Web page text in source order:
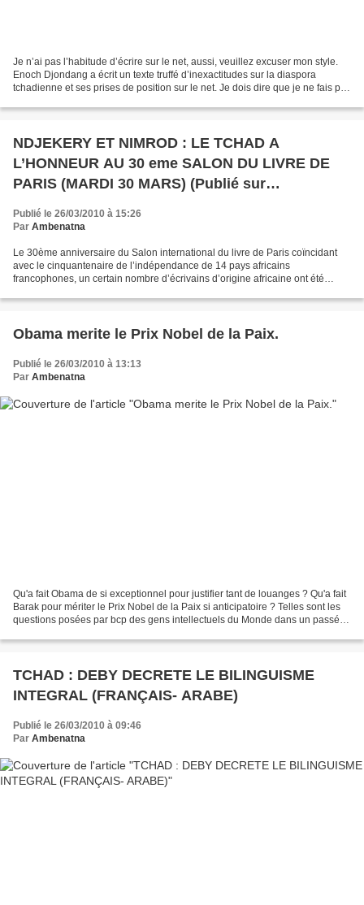
Je n’ai pas l’habitude d’écrire sur le net, aussi, veuillez excuser mon style.
Enoch Djondang a écrit un texte truffé d’inexactitudes sur la diaspora
tchadienne et ses prises de position sur le net. Je dois dire que je ne fais pas
NDJEKERY ET NIMROD : LE TCHAD A
L’HONNEUR AU 30 eme SALON DU LIVRE DE
PARIS (MARDI 30 MARS) (Publié sur
mars 2010)
Publié le 26/03/2010 à 15:26
Par Ambenatna
Le 30ème anniversaire du Salon international du livre de Paris coïncidant
avec le cinquantenaire de l’indépendance de 14 pays africains
francophones, un certain nombre d’écrivains d’origine africaine ont été
Obama merite le Prix Nobel de la Paix.
Publié le 26/03/2010 à 13:13
Par Ambenatna
Qu'a fait Obama de si exceptionnel pour justifier tant de louanges ? Qu'a fait
Barak pour mériter le Prix Nobel de la Paix si anticipatoire ? Telles sont les
questions posées par bcp des gens intellectuels du Monde dans un passé
TCHAD : DEBY DECRETE LE BILINGUISME
INTEGRAL (FRANÇAIS- ARABE)
Publié le 26/03/2010 à 09:46
Par Ambenatna